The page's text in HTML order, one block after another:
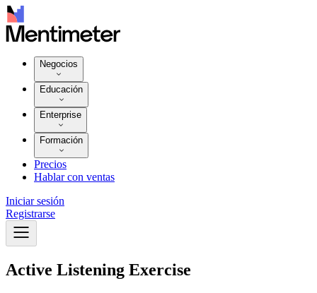
Negocios
Educación
Enterprise
Formación
Precios
Hablar con ventas
Iniciar sesión
Registrarse
Active Listening Exercise